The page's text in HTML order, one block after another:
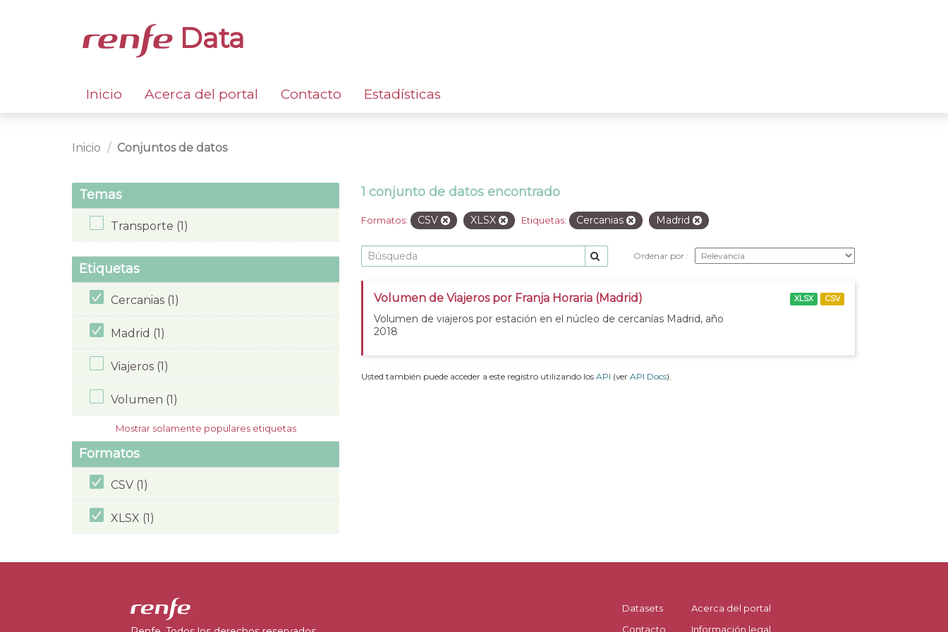
Data
Inicio Acerca del portal Contacto Estadísticas
Inicio Conjuntos de datos
Temas
Transporte (1)
Etiquetas
Cercanias (1)
Madrid (1)
Viajeros (1)
Volumen (1)
Mostrar solamente populares etiquetas
Formatos
CSV (1)
XLSX (1)
1 conjunto de datos encontrado
Formatos: CSV XLSX Etiquetas: Cercanias Madrid
Ordenar por
Volumen de Viajeros por Franja Horaria (Madrid)
Volumen de viajeros por estación en el núcleo de cercanías Madrid, año
2018
XLSX CSV
Usted también puede acceder a este registro utilizando los API (ver API Docs).
Datasets
Contacto
Acerca del portal
Información legal